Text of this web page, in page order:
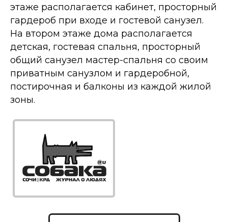
этаже располагается кабинет, просторный
гардероб при входе и гостевой санузел.
На втором этаже дома располагается
детская, гостевая спальня, просторный
общий санузел мастер-спальня со своим
приватным санузлом и гардеробной,
постирочная и балконы из каждой жилой
зоны.